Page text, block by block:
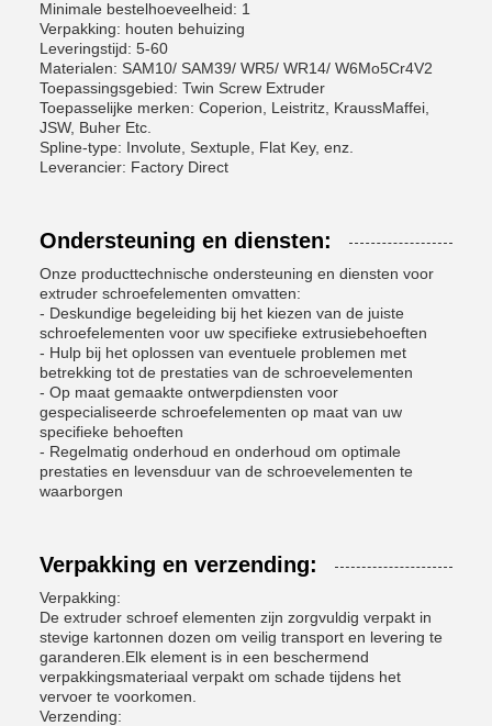
Minimale bestelhoeveelheid: 1
Verpakking: houten behuizing
Leveringstijd: 5-60
Materialen: SAM10/ SAM39/ WR5/ WR14/ W6Mo5Cr4V2
Toepassingsgebied: Twin Screw Extruder
Toepasselijke merken: Coperion, Leistritz, KraussMaffei,
JSW, Buher Etc.
Spline-type: Involute, Sextuple, Flat Key, enz.
Leverancier: Factory Direct
Ondersteuning en diensten:
Onze producttechnische ondersteuning en diensten voor
extruder schroefelementen omvatten:
- Deskundige begeleiding bij het kiezen van de juiste
schroefelementen voor uw specifieke extrusiebehoeften
- Hulp bij het oplossen van eventuele problemen met
betrekking tot de prestaties van de schroevelementen
- Op maat gemaakte ontwerpdiensten voor
gespecialiseerde schroefelementen op maat van uw
specifieke behoeften
- Regelmatig onderhoud en onderhoud om optimale
prestaties en levensduur van de schroevelementen te
waarborgen
Verpakking en verzending:
Verpakking:
De extruder schroef elementen zijn zorgvuldig verpakt in
stevige kartonnen dozen om veilig transport en levering te
garanderen.Elk element is in een beschermend
verpakkingsmateriaal verpakt om schade tijdens het
vervoer te voorkomen.
Verzending: